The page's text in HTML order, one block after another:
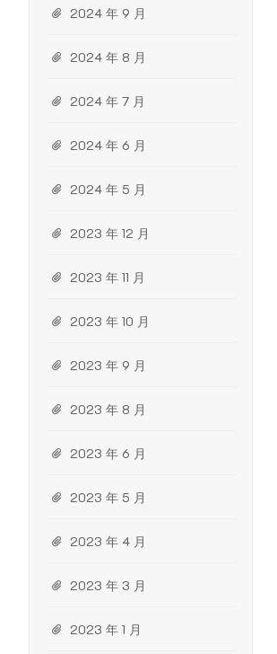
2024 年 9 月
2024 年 8 月
2024 年 7 月
2024 年 6 月
2024 年 5 月
2023 年 12 月
2023 年 11 月
2023 年 10 月
2023 年 9 月
2023 年 8 月
2023 年 6 月
2023 年 5 月
2023 年 4 月
2023 年 3 月
2023 年 1 月